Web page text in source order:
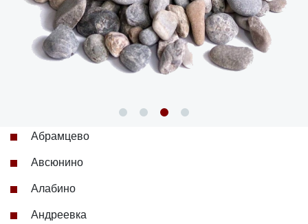
Абрамцево
Авсюнино
Алабино
Андреевка